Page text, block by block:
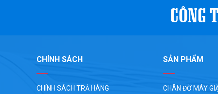
CÔNG
CHÍNH SÁCH
CHÍNH SÁCH TRẢ HÀNG
SẢN PHẨM
CHÂN ĐỠ MÁY